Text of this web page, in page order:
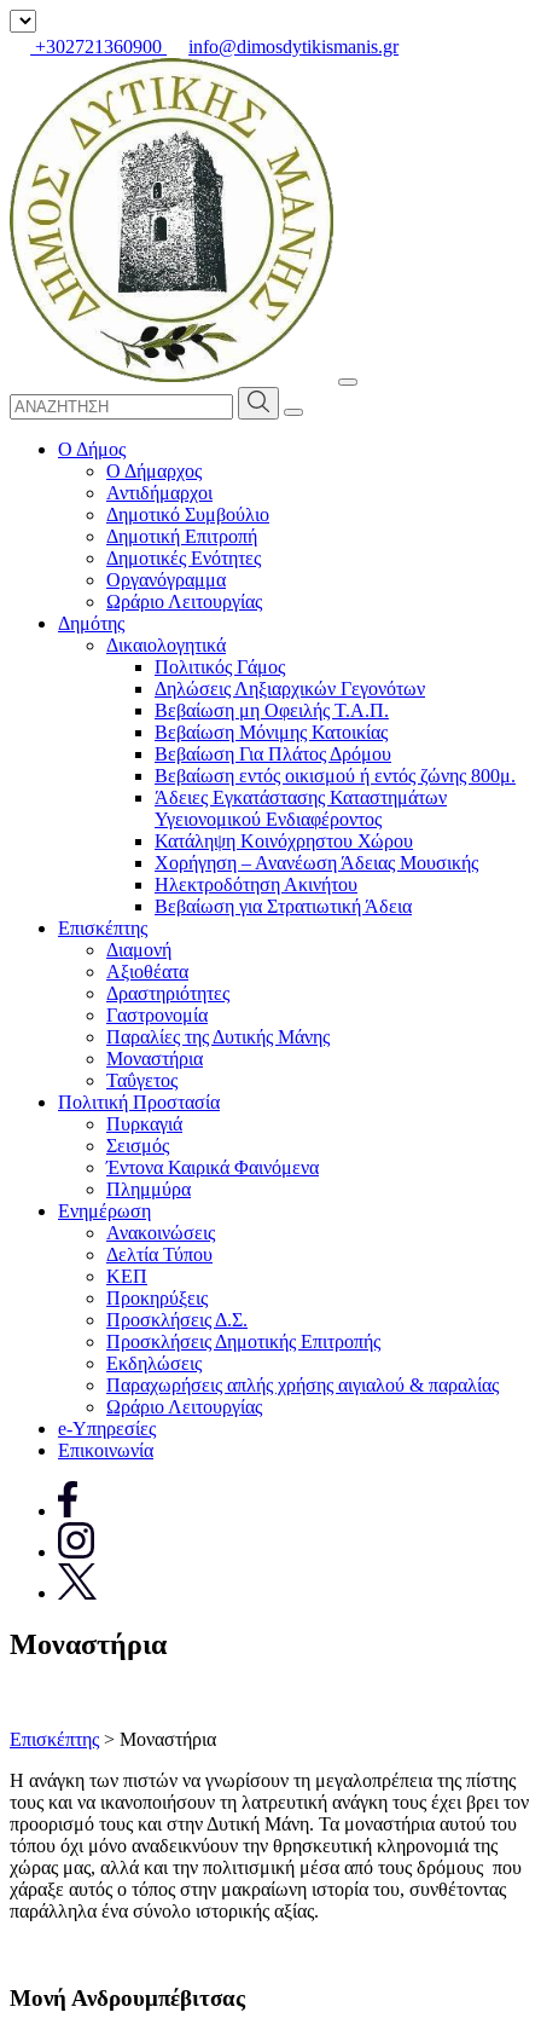
+302721360900 info@dimosdytikismanis.gr
Ο Δήμος
Ο Δήμαρχος
Αντιδήμαρχοι
Δημοτικό Συμβούλιο
Δημοτική Επιτροπή
Δημοτικές Ενότητες
Οργανόγραμμα
Ωράριο Λειτουργίας
Δημότης
Δικαιολογητικά
Πολιτικός Γάμος
Δηλώσεις Ληξιαρχικών Γεγονότων
Βεβαίωση μη Οφειλής Τ.Α.Π.
Βεβαίωση Μόνιμης Κατοικίας
Βεβαίωση Για Πλάτος Δρόμου
Βεβαίωση εντός οικισμού ή εντός ζώνης 800μ.
Άδειες Εγκατάστασης Καταστημάτων
Υγειονομικού Ενδιαφέροντος
Κατάληψη Κοινόχρηστου Χώρου
Χορήγηση – Ανανέωση Άδειας Μουσικής
Ηλεκτροδότηση Ακινήτου
Βεβαίωση για Στρατιωτική Άδεια
Επισκέπτης
Διαμονή
Αξιοθέατα
Δραστηριότητες
Γαστρονομία
Παραλίες της Δυτικής Μάνης
Μοναστήρια
Ταΰγετος
Πολιτική Προστασία
Πυρκαγιά
Σεισμός
Έντονα Καιρικά Φαινόμενα
Πλημμύρα
Ενημέρωση
Ανακοινώσεις
Δελτία Τύπου
ΚΕΠ
Προκηρύξεις
Προσκλήσεις Δ.Σ.
Προσκλήσεις Δημοτικής Επιτροπής
Εκδηλώσεις
Παραχωρήσεις απλής χρήσης αιγιαλού & παραλίας
Ωράριο Λειτουργίας
e-Υπηρεσίες
Επικοινωνία
Μοναστήρια
Επισκέπτης > Μοναστήρια
Η ανάγκη των πιστών να γνωρίσουν τη μεγαλοπρέπεια της πίστης
τους και να ικανοποιήσουν τη λατρευτική ανάγκη τους έχει βρει τον
προορισμό τους και στην Δυτική Μάνη. Τα μοναστήρια αυτού του
τόπου όχι μόνο αναδεικνύουν την θρησκευτική κληρονομιά της
χώρας μας, αλλά και την πολιτισμική μέσα από τους δρόμους που
χάραξε αυτός ο τόπος στην μακραίωνη ιστορία του, συνθέτοντας
παράλληλα ένα σύνολο ιστορικής αξίας.
Μονή Ανδρουμπέβιτσας